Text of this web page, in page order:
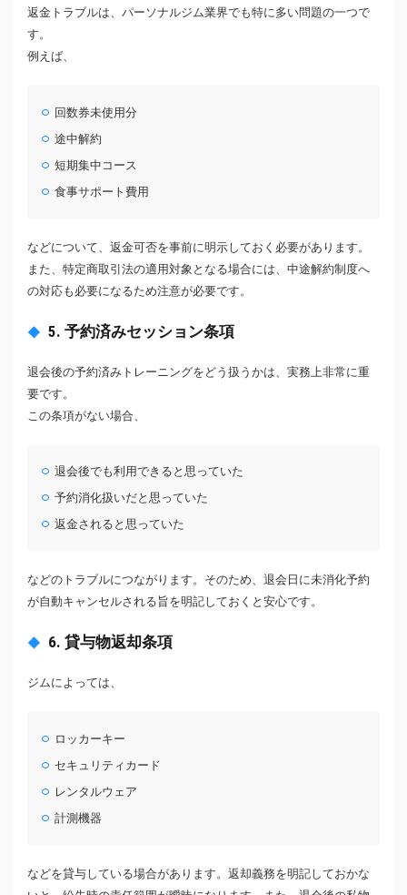
返金トラブルは、パーソナルジム業界でも特に多い問題の一つで
す。
例えば、
回数券未使用分
途中解約
短期集中コース
食事サポート費用
などについて、返金可否を事前に明示しておく必要があります。
また、特定商取引法の適用対象となる場合には、中途解約制度へ
の対応も必要になるため注意が必要です。
5. 予約済みセッション条項
退会後の予約済みトレーニングをどう扱うかは、実務上非常に重
要です。
この条項がない場合、
退会後でも利用できると思っていた
予約消化扱いだと思っていた
返金されると思っていた
などのトラブルにつながります。そのため、退会日に未消化予約
が自動キャンセルされる旨を明記しておくと安心です。
6. 貸与物返却条項
ジムによっては、
ロッカーキー
セキュリティカード
レンタルウェア
計測機器
などを貸与している場合があります。返却義務を明記しておかな